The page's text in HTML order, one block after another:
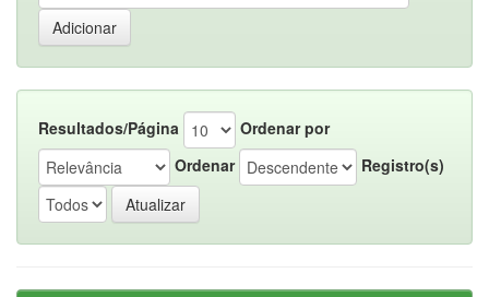
Resultados/Página
Ordenar por
Ordenar
Registro(s)